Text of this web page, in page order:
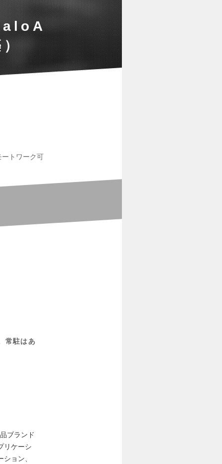
）
ートワーク可
常駐はあ
ブランド
リケーシ
ョン、